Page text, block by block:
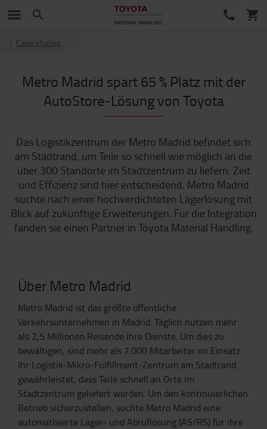
Case studies
Metro Madrid spart 65 % Platz mit der
AutoStore-Lösung von Toyota
Das Logistikzentrum der Metro Madrid befindet sich
am Stadtrand, um Teile so schnell wie möglich an die
über 300 Standorte im Stadtzentrum zu liefern. Zeit
und Effizienz sind hier entscheidend. Metro Madrid
suchte nach einer hochverdichteten Lagerlösung mit
Blick auf zukünftige Erweiterungen. Für die Integration
fanden sie einen Partner in Toyota Material Handling.
Über Metro Madrid
Metro Madrid ist das größte öffentliche
Verkehrsunternehmen in Madrid. Täglich nutzen mehr
als 2,5 Millionen Reisende ihre Dienste. Um dies zu
bewältigen, sind mehr als 7.000 Mitarbeiter im Einsatz.
Ihr Logistik-Mikro-Fulfillment-Zentrum am Stadtrand
gewährleistet, dass Teile schnell an Orte im
Stadtzentrum geliefert werden. Um den kontinuierlichen
Betrieb sicherzustellen, suchte Metro Madrid eine
automatisierte Lager- und Abruflösung (AS/RS) für ihre